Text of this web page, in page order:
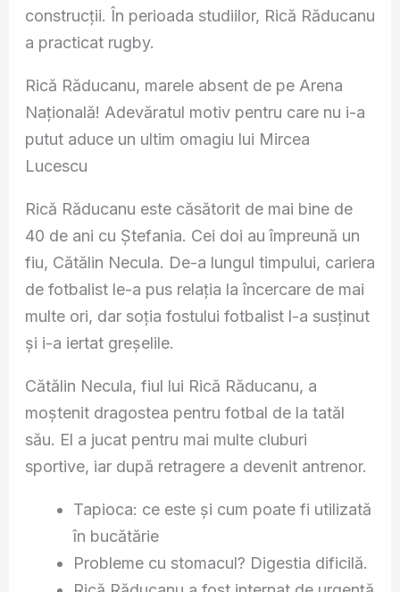
construcții. În perioada studiilor, Rică Răducanu
a practicat rugby.
Rică Răducanu, marele absent de pe Arena
Națională! Adevăratul motiv pentru care nu i-a
putut aduce un ultim omagiu lui Mircea
Lucescu
Rică Răducanu este căsătorit de mai bine de
40 de ani cu Ștefania. Cei doi au împreună un
fiu, Cătălin Necula. De-a lungul timpului, cariera
de fotbalist le-a pus relația la încercare de mai
multe ori, dar soția fostului fotbalist l-a susținut
și i-a iertat greșelile.
Cătălin Necula, fiul lui Rică Răducanu, a
moștenit dragostea pentru fotbal de la tatăl
său. El a jucat pentru mai multe cluburi
sportive, iar după retragere a devenit antrenor.
Tapioca: ce este și cum poate fi utilizată
în bucătărie
Probleme cu stomacul? Digestia dificilă.